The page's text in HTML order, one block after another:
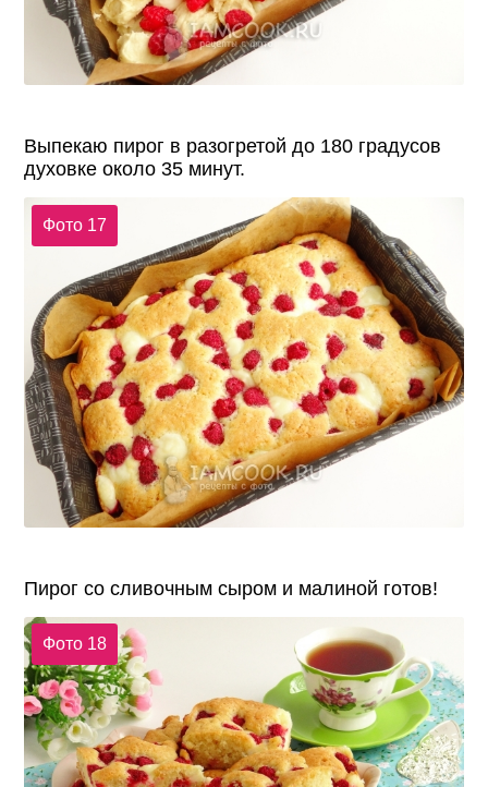
Выпекаю пирог в разогретой до 180 градусов
духовке около 35 минут.
Фото 17
Пирог со сливочным сыром и малиной готов!
Фото 18